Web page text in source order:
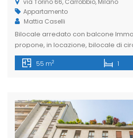
Appartamento
Mattia Caselli
Bilocale arredato con balcone
propone, in locazione, bilocale di
posto al secondo piano in via
centro storico di Milano. La zona è
[…]
55 m2 1